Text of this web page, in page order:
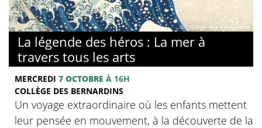
© Collège des Bernardins
La légende des héros : La mer à
travers tous les arts
MERCREDI 7 OCTOBRE À 16H
COLLÈGE DES BERNARDINS
Un voyage extraordinaire où les enfants mettent
leur pensée en mouvement, à la découverte de la